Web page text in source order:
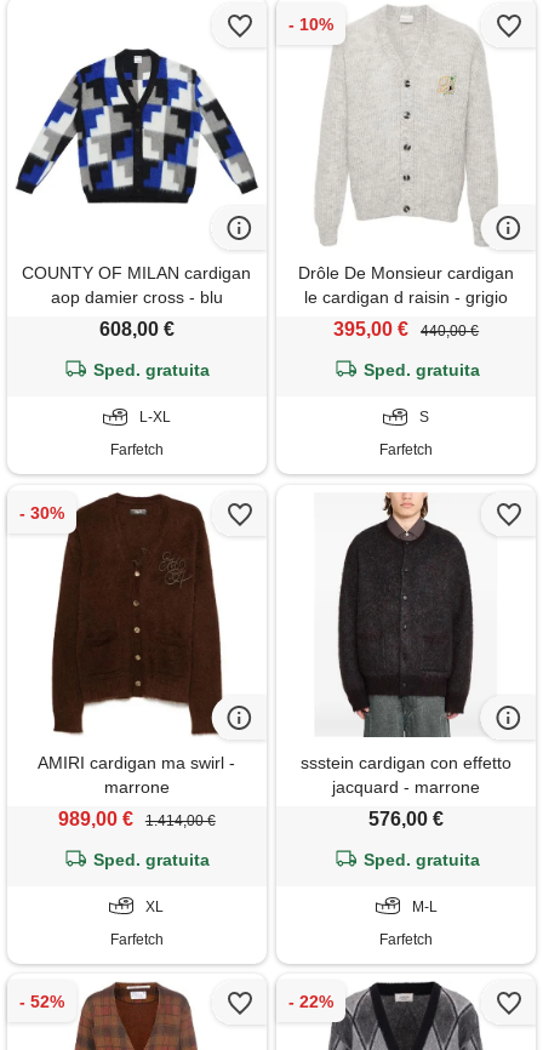
COUNTY OF MILAN cardigan
aop damier cross - blu
608,00 €
Sped. gratuita
L-XL
Farfetch
Drôle De Monsieur cardigan
le cardigan d raisin - grigio
395,00 € 440,00 €
Sped. gratuita
S
Farfetch
AMIRI cardigan ma swirl -
marrone
989,00 € 1.414,00 €
Sped. gratuita
XL
Farfetch
ssstein cardigan con effetto
jacquard - marrone
576,00 €
Sped. gratuita
M-L
Farfetch